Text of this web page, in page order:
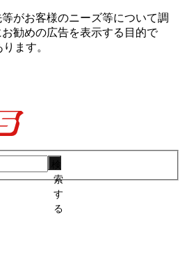
がお客様のニーズ等について調
勧めの広告を表⽰する⽬的で
ます。
索
す
る